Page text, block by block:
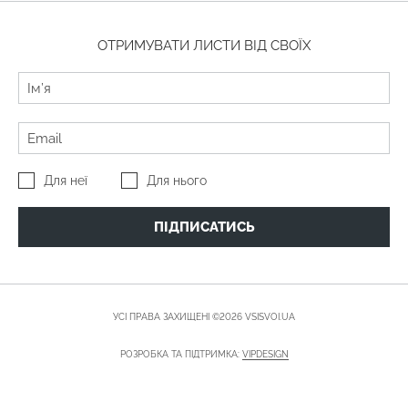
ОТРИМУВАТИ ЛИСТИ ВІД СВОЇХ
Для неї Для нього
ПІДПИСАТИСЬ
УСІ ПРАВА ЗАХИЩЕНІ ©2026 VSISVOI.UA
РОЗРОБКА ТА ПІДТРИМКА: VIPDESIGN